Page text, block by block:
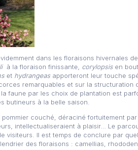
dans les floraisons hivernales
à la floraison finissante, corylopsis en
et hydrangeas apporteront leur touche
remarquables et sur la structuration
faune par les choix de plantation est
butineurs à la belle saison.
couché, déraciné fortuitement
intellectualiseraient à plaisir… Le
visiteurs. Il est temps de conclure par
des floraisons : camellias,